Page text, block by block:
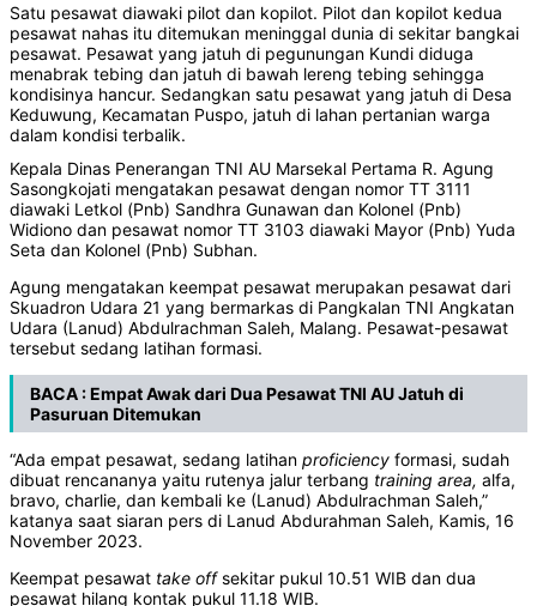
Satu pesawat diawaki pilot dan kopilot. Pilot dan kopilot kedua
pesawat nahas itu ditemukan meninggal dunia di sekitar bangkai
pesawat. Pesawat yang jatuh di pegunungan Kundi diduga
menabrak tebing dan jatuh di bawah lereng tebing sehingga
kondisinya hancur. Sedangkan satu pesawat yang jatuh di Desa
Keduwung, Kecamatan Puspo, jatuh di lahan pertanian warga
dalam kondisi terbalik.
Kepala Dinas Penerangan TNI AU Marsekal Pertama R. Agung
Sasongkojati mengatakan pesawat dengan nomor TT 3111
diawaki Letkol (Pnb) Sandhra Gunawan dan Kolonel (Pnb)
Widiono dan pesawat nomor TT 3103 diawaki Mayor (Pnb) Yuda
Seta dan Kolonel (Pnb) Subhan.
Agung mengatakan keempat pesawat merupakan pesawat dari
Skuadron Udara 21 yang bermarkas di Pangkalan TNI Angkatan
Udara (Lanud) Abdulrachman Saleh, Malang. Pesawat-pesawat
tersebut sedang latihan formasi.
BACA : Empat Awak dari Dua Pesawat TNI AU Jatuh di
Pasuruan Ditemukan
“Ada empat pesawat, sedang latihan proficiency formasi, sudah
dibuat rencananya yaitu rutenya jalur terbang training area, alfa,
bravo, charlie, dan kembali ke (Lanud) Abdulrachman Saleh,”
katanya saat siaran pers di Lanud Abdurahman Saleh, Kamis, 16
November 2023.
Keempat pesawat take offsekitar pukul 10.51 WIB dan dua
pesawat hilang kontak pukul 11.18 WIB.